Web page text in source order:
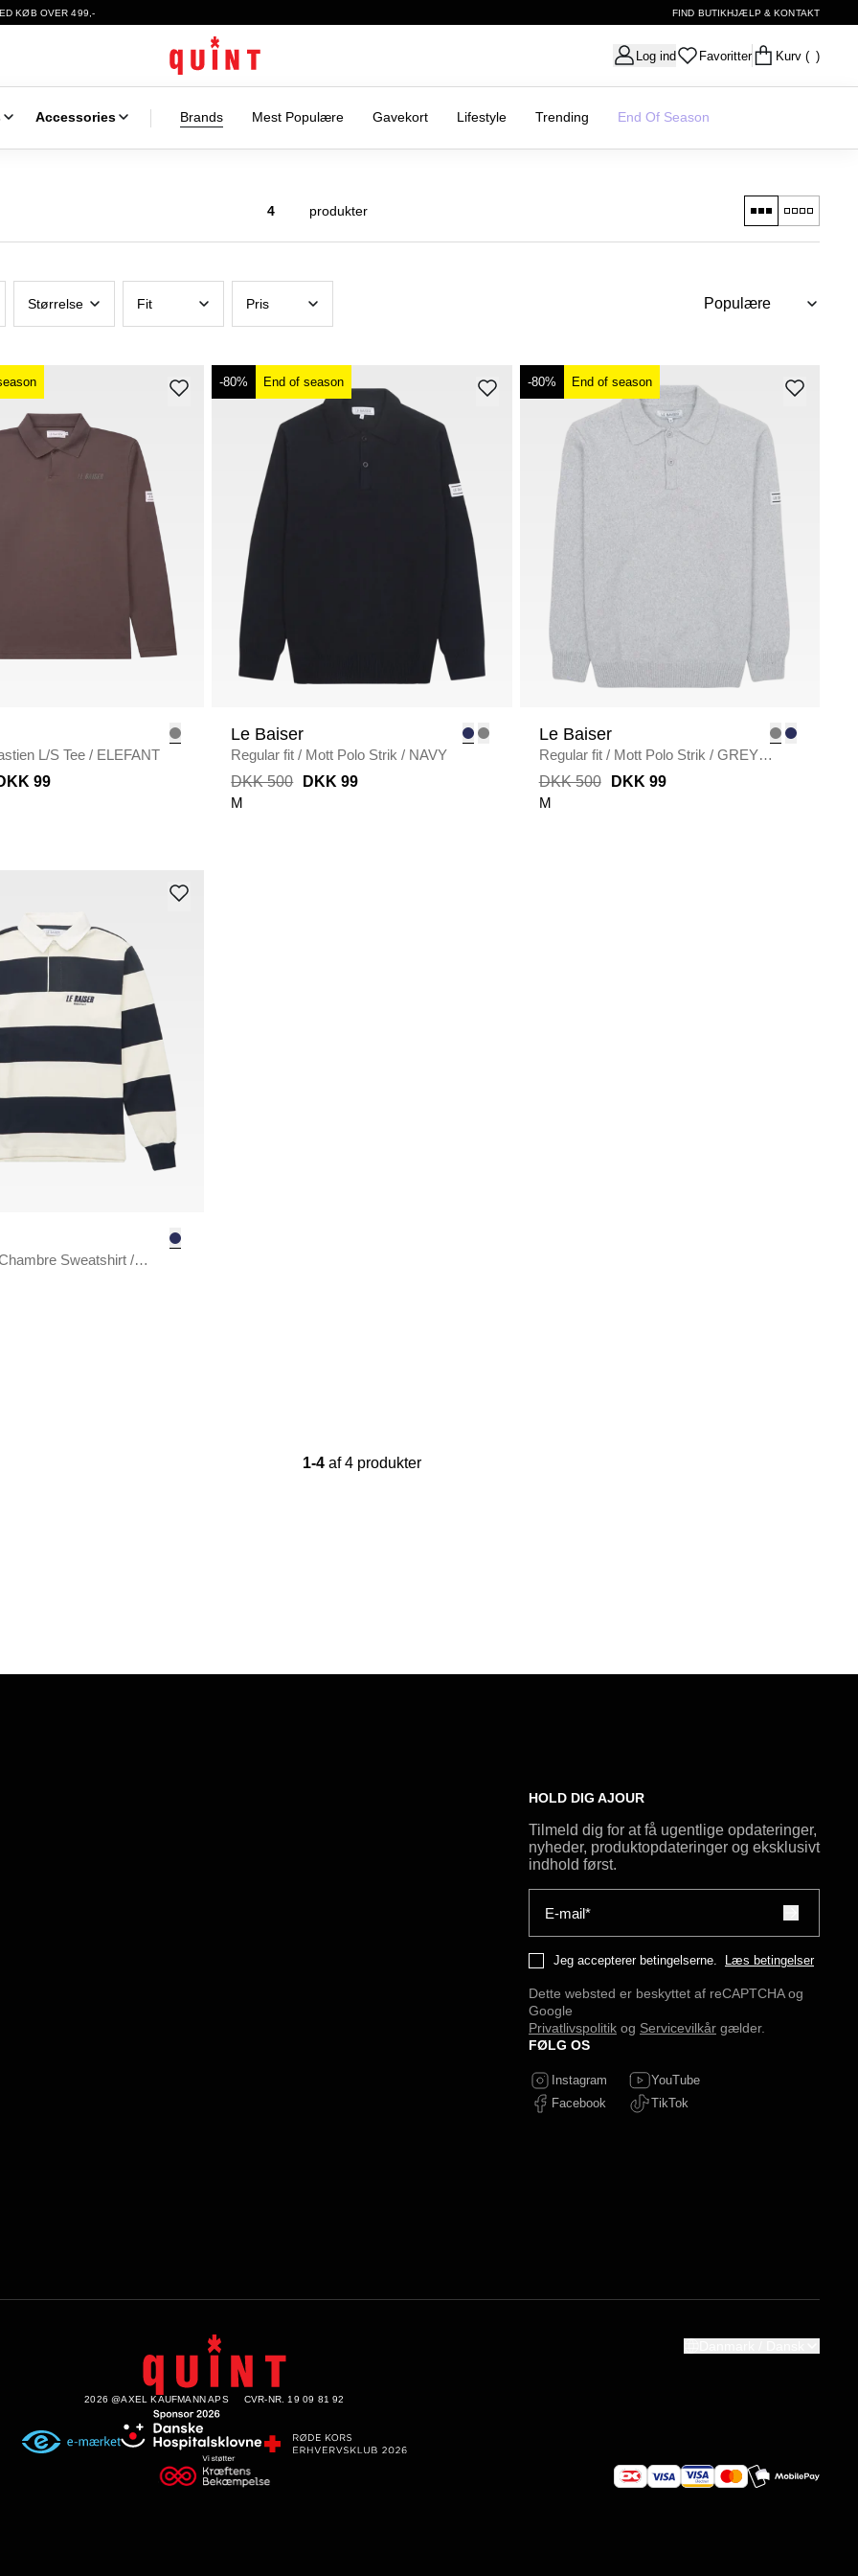
KØB OVER 499,- FIND BUTIKHJÆLP & KONTAKT
Log ind Favoritter Kurv ( )
Accessories Brands Mest Populære Gavekort Lifestyle Trending End Of Season
4 produkter
Størrelse Fit Pris
L/S Tee / ELEFANT
99
-80% End of season
Le Baiser
Regular fit / Mott Polo Strik / NAVY
DKK 500
DKK 99
M
-80% End of season
Le Baiser
Regular fit / Mott Polo Strik / GREY
MELANGE
DKK 500
DKK 99
M
Sweatshirt /
1-4 af 4 produkter
FØLG OS
Instagram
YouTube
Facebook
TikTok
HOLD DIG AJOUR
Tilmeld dig for at få ugentlige opdateringer,
nyheder, produktopdateringer og eksklusivt
indhold først.
E-mail*
Jeg accepterer betingelserne. Læs betingelser
Dette websted er beskyttet af reCAPTCHA og
Google
Privatlivspolitik og Servicevilkår gælder.
2026 @AXEL KAUFMANN APS CVR-NR. 19 09 81 92